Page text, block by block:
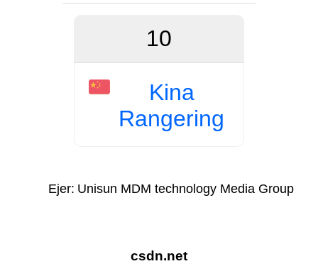
10
Kina
Rangering
Ejer: Unisun MDM technology Media Group
csdn.net